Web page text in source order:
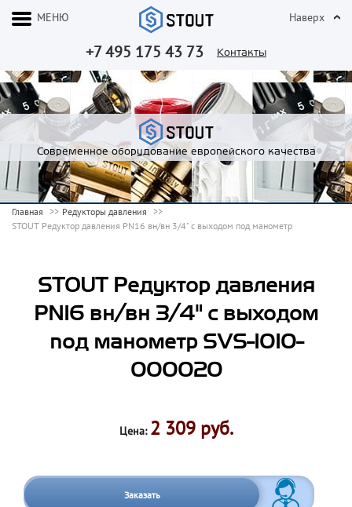
+7 495 175 43 73 Контакты
МЕНЮ Наверх
Современное оборудование европейского качества
Главная
Редукторы давления
STOUT Редуктор давления PN16 вн/вн 3/4" с выходом под манометр
STOUT Редуктор давления
PN16 вн/вн 3/4" с выходом
под манометр SVS-1010-
000020
Цена: 2 309 руб.
Заказать